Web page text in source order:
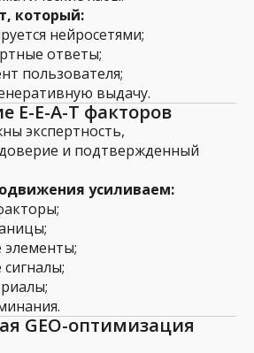
который:
нейросетями;
ответы;
пользователя;
выдачу.
E-E-A-T факторов
экспертность,
и подтвержденный
усиливаем:
GEO-оптимизация